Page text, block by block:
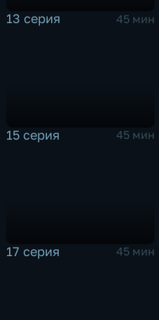
13 серия 45 мин
15 серия 45 мин
17 серия 45 мин